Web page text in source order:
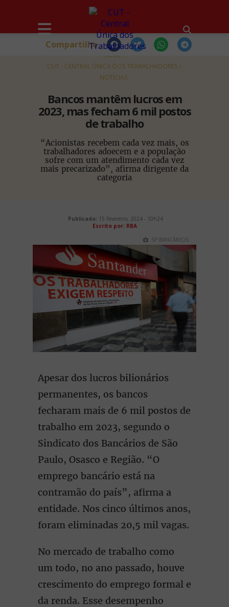
HOME
CUT - CENTRAL ÚNICA DOS TRABALHADORES
NOTÍCIAS
Bancos mantêm lucros em
2023, mas fecham 6 mil postos
de trabalho
“Acionistas recebem cada vez mais, os
trabalhadores adoecem e a população
sofre com um atendimento cada vez
mais precarizado”, afirma dirigente da
categoria
Compartilhe
Publicado: 15 Fevereiro, 2024 - 10h24
Escrito por: RBA
SP BANCÁRIOS
Apesar dos lucros bilionários
permanentes, os bancos
fecharam mais de 6 mil postos de
trabalho em 2023, segundo o
Sindicato dos Bancários de São
Paulo, Osasco e Região. “O
emprego bancário está na
contramão do país”, afirma a
entidade. Nos cinco últimos anos,
foram eliminadas 20,5 mil vagas.
No mercado de trabalho como
um todo, no ano passado, houve
crescimento do emprego formal e
da renda. Esse desempenho